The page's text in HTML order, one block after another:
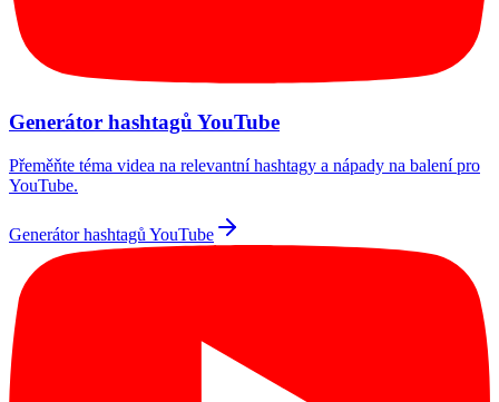
Generátor hashtagů YouTube
Přeměňte téma videa na relevantní hashtagy a nápady na balení pro
YouTube.
Generátor hashtagů YouTube